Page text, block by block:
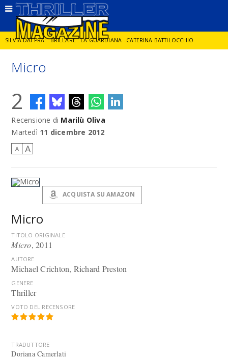
SILVIA DAI PRA' BRILLARE LA GUARDIANA CATERINA BATTILOCCHIO
JORGE DIAZ LA SPIA
DIEGO ZANDEL GLI ANNI DI PIETRA
Micro
2
Recensione di Marilù Oliva
Martedì 11 dicembre 2012
A A
ACQUISTA SU AMAZON
Micro
TITOLO ORIGINALE
Micro, 2011
AUTORE
Michael Crichton, Richard Preston
GENERE
Thriller
VOTO DEL RECENSORE
TRADUTTORE
Doriana Camerlati